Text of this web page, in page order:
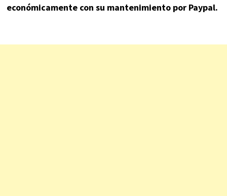
económicamente con su mantenimiento por Paypal.